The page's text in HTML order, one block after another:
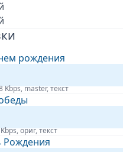
рождения
Kbps, master, текст
ориг, текст
Рождения